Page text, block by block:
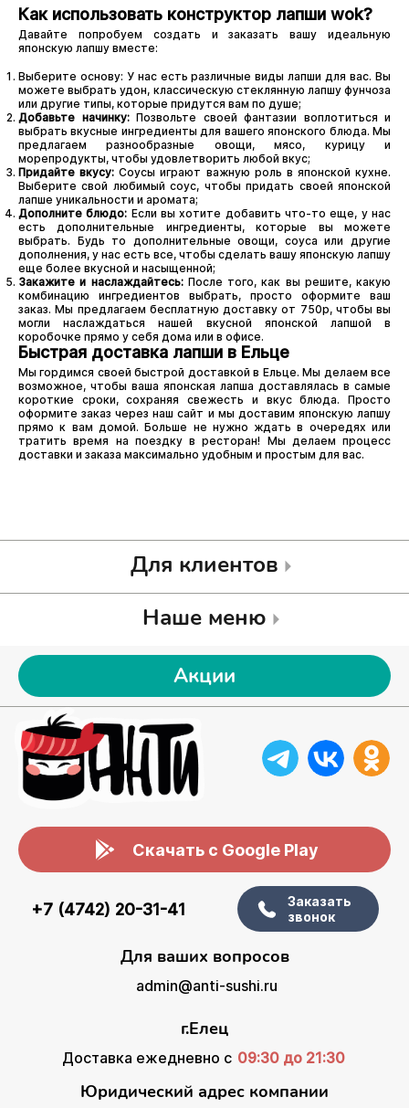
Как использовать конструктор лапши wok?
Давайте попробуем создать и заказать вашу идеальную
японскую лапшу вместе:
Выберите основу: У нас есть различные виды лапши для вас. Вы
можете выбрать удон, классическую стеклянную лапшу фунчоза
или другие типы, которые придутся вам по душе;
Добавьте начинку:Позвольте своей фантазии воплотиться и
выбрать вкусные ингредиенты для вашего японского блюда. Мы
предлагаем разнообразные овощи, мясо, курицу и
морепродукты, чтобы удовлетворить любой вкус;
Придайте вкусу: Соусы играют важную роль в японской кухне.
Выберите свой любимый соус, чтобы придать своей японской
лапше уникальности и аромата;
Дополните блюдо: Если вы хотите добавить что-то еще, у нас
есть дополнительные ингредиенты, которые вы можете
выбрать. Будь то дополнительные овощи, соуса или другие
дополнения, у нас есть все, чтобы сделать вашу японскую лапшу
еще более вкусной и насыщенной;
Закажите и наслаждайтесь:После того, как вы решите, какую
комбинацию ингредиентов выбрать, просто оформите ваш
заказ. Мы предлагаем бесплатную доставку от 750р, чтобы вы
могли наслаждаться нашей вкусной японской лапшой в
коробочке прямо у себя дома или в офисе.
Быстрая доставка лапши в Ельце
Мы гордимся своей быстрой доставкой в Ельце. Мы делаем все
возможное, чтобы ваша японская лапша доставлялась в самые
короткие сроки, сохраняя свежесть и вкус блюда. Просто
оформите заказ через наш сайт и мы доставим японскую лапшу
прямо к вам домой. Больше не нужно ждать в очередях или
тратить время на поездку в ресторан! Мы делаем процесс
доставки и заказа максимально удобным и простым для вас.
Для клиентов
Наше меню
Акции
Скачать с Google Play
+7 (4742) 20-31-41
Заказать
звонок
Для ваших вопросов
admin@anti-sushi.ru
г.Елец
Доставка ежедневно с 09:30 до 21:30
Юридический адрес компании